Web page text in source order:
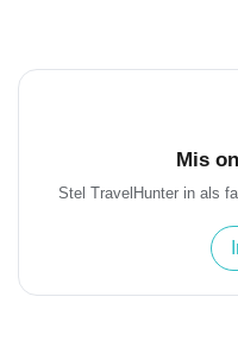
Mis
Stel TravelHunter in als